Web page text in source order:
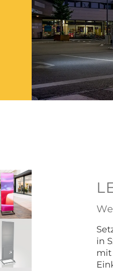
in
mit